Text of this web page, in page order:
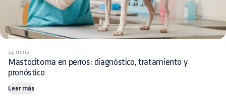
15 mins
Mastocitoma en perros: diagnóstico, tratamiento y
pronóstico
Leer más